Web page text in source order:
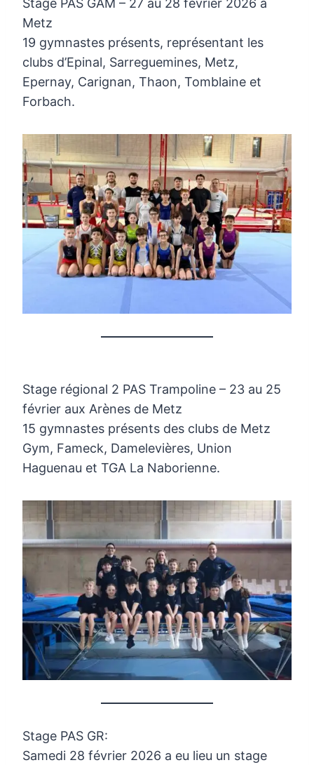
Stage PAS GAM – 27 au 28 février 2026 à
Metz
19 gymnastes présents, représentant les
clubs d’Epinal, Sarreguemines, Metz,
Epernay, Carignan, Thaon, Tomblaine et
Forbach.
Stage régional 2 PAS Trampoline – 23 au 25
février aux Arènes de Metz
15 gymnastes présents des clubs de Metz
Gym, Fameck, Damelevières, Union
Haguenau et TGA La Naborienne.
Stage PAS GR:
Samedi 28 février 2026 a eu lieu un stage